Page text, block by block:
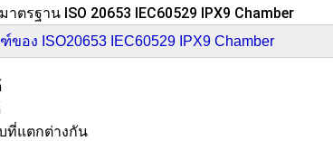
รฐาน ISO 20653 IEC60529 IPX9 Chamber
อง ISO20653 IEC60529 IPX9 Chamber
ที่แตกต่างกัน